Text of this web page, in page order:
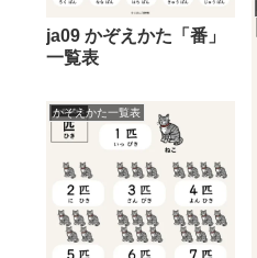
ja09 かぞえかた「番」
一覧表
かぞえかた一覧表